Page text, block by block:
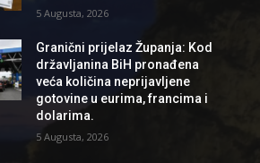
5 Augusta, 2026
Granični prijelaz Županja: Kod
državljanina BiH pronađena
veća količina neprijavljene
gotovine u eurima, francima i
dolarima.
5 Augusta, 2026